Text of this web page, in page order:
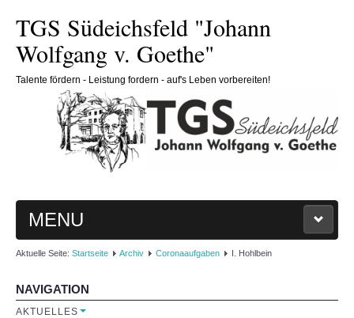
TGS Südeichsfeld "Johann
Wolfgang v. Goethe"
Talente fördern - Leistung fordern - auf's Leben vorbereiten!
MENU
HOME
SCHULE
Aktuelle Seite: Startseite Archiv Coronaaufgaben I. Hohlbein
NAVIGATION
AKTUELLES